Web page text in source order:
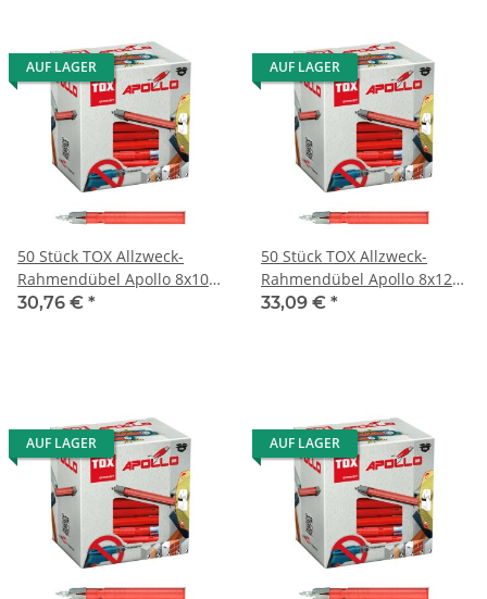
AUF LAGER
50 Stück TOX Allzweck-
Rahmendübel Apollo 8x100
mm
30,76 € *
AUF LAGER
50 Stück TOX Allzweck-
Rahmendübel Apollo 8x120
mm
33,09 € *
AUF LAGER AUF LAGER